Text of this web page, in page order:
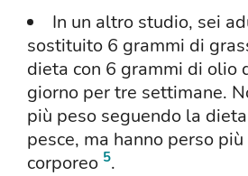
In un altro studio, sei
sostituito 6 grammi di
dieta con 6 grammi di olio
giorno per tre settimane.
più peso seguendo la
pesce, ma hanno perso
corporeo 5.